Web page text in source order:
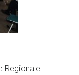
Regionale